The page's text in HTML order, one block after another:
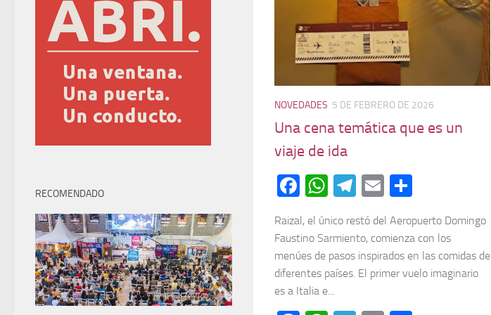
NOVEDADES 5 DE FEBRERO DE 2026
Una cena temática que es un
viaje de ida
Facebook
WhatsApp
Telegram
Email
Raizal, el único restó del Aeropuerto Domingo
Faustino Sarmiento, comienza con los
menúes de pasos inspirados en las comidas de
diferentes países. El primer vuelo imaginario
es a Italia e...
RECOMENDADO